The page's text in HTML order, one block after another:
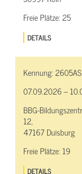
Freie Plätze:25
DETAILS
Kennung:
07.09.2026 –
BBG-
12,
47167 Duisburg
Freie Plätze: 19
DETAILS